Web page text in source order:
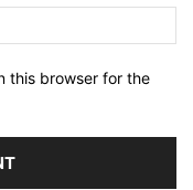
this browser for the